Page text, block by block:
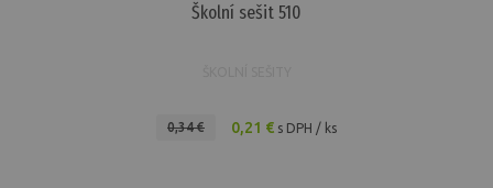
Školní sešit 510
0,34 € 0,21 € s DPH / ks